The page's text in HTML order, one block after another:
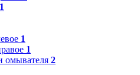
1
1
1
омывателя 2